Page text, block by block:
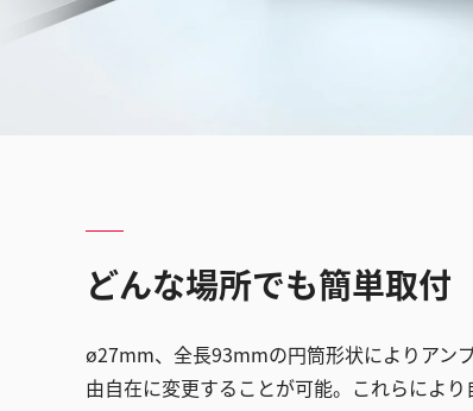
どんな場所でも簡単取付
ø27mm、全長93mmの円筒形状によりアン
由自在に変更することが可能。これらにより